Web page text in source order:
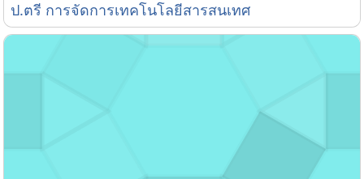
ป.ตรี การจัดการเทคโนโลยีสารสนเทศ
ป.ตรี การจัดการเทคโนโลยีสารสนเทศ